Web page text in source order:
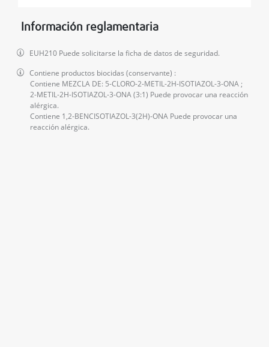
Información reglamentaria
EUH210 Puede solicitarse la ficha de datos de seguridad.
Contiene productos biocidas (conservante) :
Contiene MEZCLA DE: 5-CLORO-2-METIL-2H-ISOTIAZOL-3-ONA ;
2-METIL-2H-ISOTIAZOL-3-ONA (3:1) Puede provocar una reacción
alérgica.
Contiene 1,2-BENCISOTIAZOL-3(2H)-ONA Puede provocar una
reacción alérgica.